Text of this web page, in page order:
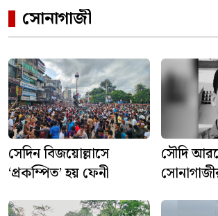
সোনাগাজী
সেদিন বিজয়োল্লাসে
‘প্রকম্পিত’ হয় ফেনী
সৌদি